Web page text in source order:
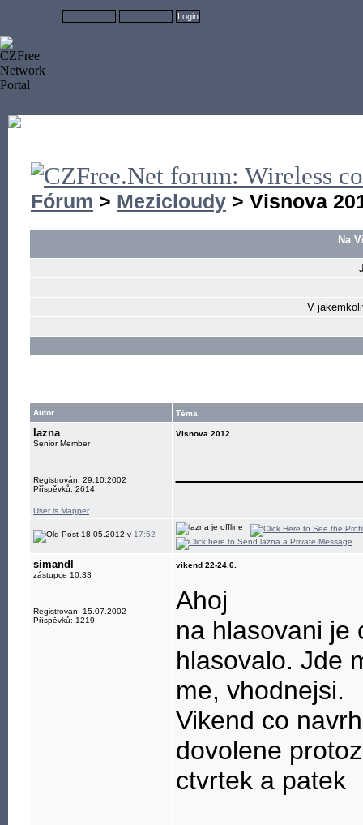
Fórum > Mezicloudy > Visnova
Na
V
Autor Téma
lazna
Senior Member
Registrován: 29.10.2002
Příspěvků: 2614
User is Mapper
Visnova 2012
18.05.2012 v 17:52
simandl
zástupce 10.33
Registrován: 15.07.2002
Příspěvků: 1219
vikend 22-24.6.
Ahoj
na hlasovani je
hlasovalo. Jde
me, vhodnejsi.
Vikend co
dovolene
ctvrtek a patek